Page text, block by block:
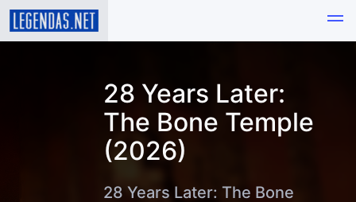
28 Years Later:
The Bone Temple
(2026)
28 Years Later: The Bone